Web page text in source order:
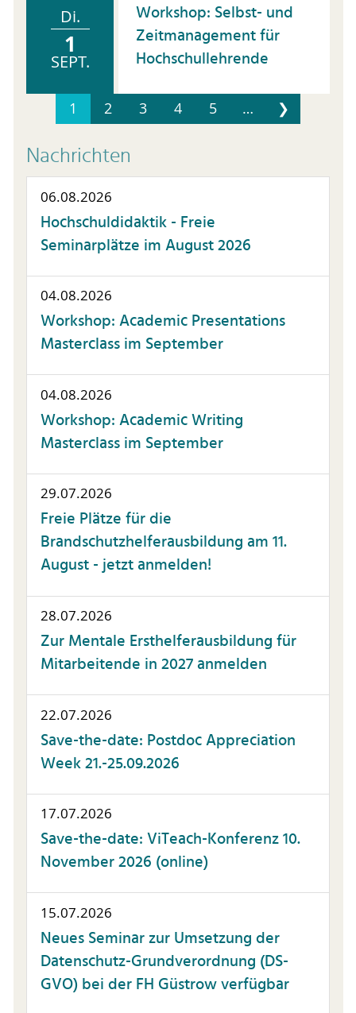
Di.
1
SEPT.
Workshop: Selbst- und
Zeitmanagement für
Hochschullehrende
1 2 3 4 5 … ❯
Nachrichten
06.08.2026
Hochschuldidaktik - Freie
Seminarplätze im August 2026
04.08.2026
Workshop: Academic Presentations
Masterclass im September
04.08.2026
Workshop: Academic Writing
Masterclass im September
29.07.2026
Freie Plätze für die
Brandschutzhelferausbildung am 11.
August - jetzt anmelden!
28.07.2026
Zur Mentale Ersthelferausbildung für
Mitarbeitende in 2027 anmelden
22.07.2026
Save-the-date: Postdoc Appreciation
Week 21.-25.09.2026
17.07.2026
Save-the-date: ViTeach-Konferenz 10.
November 2026 (online)
15.07.2026
Neues Seminar zur Umsetzung der
Datenschutz-Grundverordnung (DS-
GVO) bei der FH Güstrow verfügbar